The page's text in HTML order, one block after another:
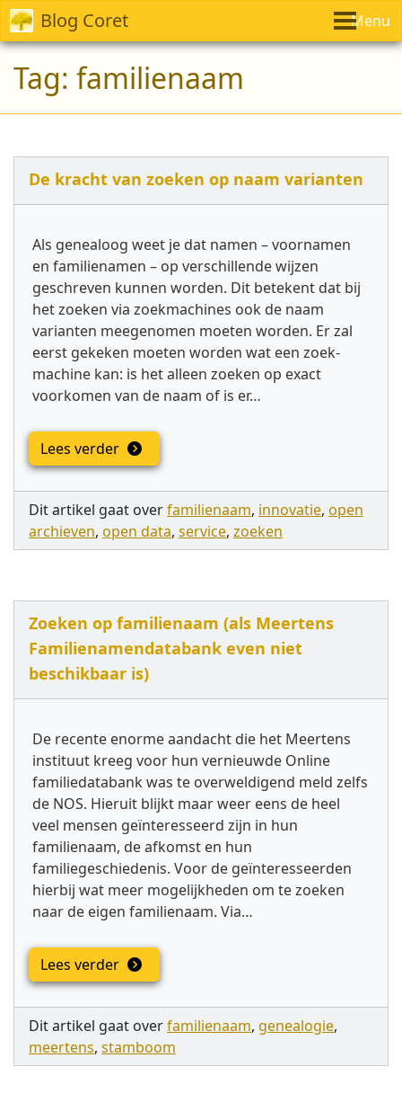
Blog Coret Menu
Tag: familienaam
De kracht van zoeken op naam varianten
Als genealoog weet je dat namen – voornamen
en familienamen – op verschillende wijzen
geschreven kunnen worden. Dit betekent dat bij
het zoeken via zoekmachines ook de naam
varianten meegenomen moeten worden. Er zal
eerst gekeken moeten worden wat een zoek­
machine kan: is het alleen zoeken op exact
voorkomen van de naam of is er…
Lees verder
Dit artikel gaat overfamilienaam, innovatie, open
archieven, open data, service, zoeken
Zoeken op familienaam (als Meertens
Familienamendatabank even niet
beschikbaar is)
De recente enorme aandacht die het Meertens
instituut kreeg voor hun vernieuwde Online
familiedatabank was te overweldigend meld zelfs
de NOS. Hieruit blijkt maar weer eens de heel
veel mensen geïnteresseerd zijn in hun
familienaam, de afkomst en hun
familiegeschiedenis. Voor de geïnteresseerden
hierbij wat meer mogelijkheden om te zoeken
naar de eigen familienaam. Via…
Lees verder
Dit artikel gaat overfamilienaam, genealogie,
meertens, stamboom